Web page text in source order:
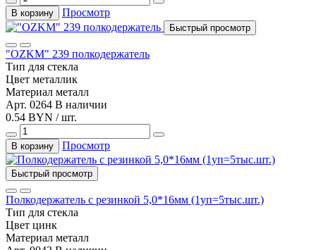
В корзину Просмотр
Быстрый просмотр
"OZKM" 239 полкодержатель
Тип для стекла
Цвет металлик
Материал металл
Арт. 0264 В наличии
0.54 BYN / шт.
В корзину Просмотр
Быстрый просмотр
Полкодержатель с резинкой 5,0*16мм (1уп=5тыс.шт.)
Тип для стекла
Цвет цинк
Материал металл